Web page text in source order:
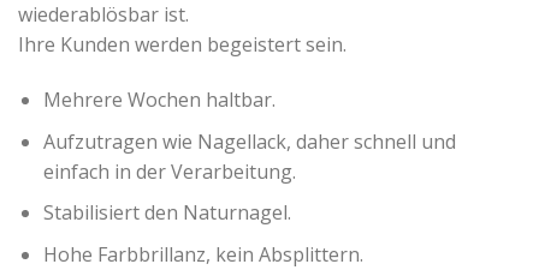
wiederablösbar ist.
Ihre Kunden werden begeistert sein.
Mehrere Wochen haltbar.
Aufzutragen wie Nagellack, daher schnell und
einfach in der Verarbeitung.
Stabilisiert den Naturnagel.
Hohe Farbbrillanz, kein Absplittern.